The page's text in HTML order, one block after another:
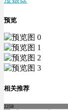
预览
相关推荐
2258